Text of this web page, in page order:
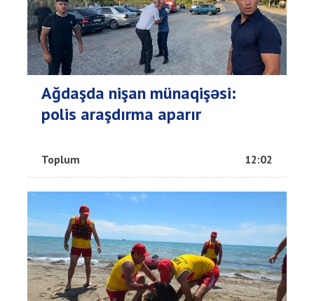
Ağdaşda nişan münaqişəsi:
polis araşdırma aparır
Toplum 12:02